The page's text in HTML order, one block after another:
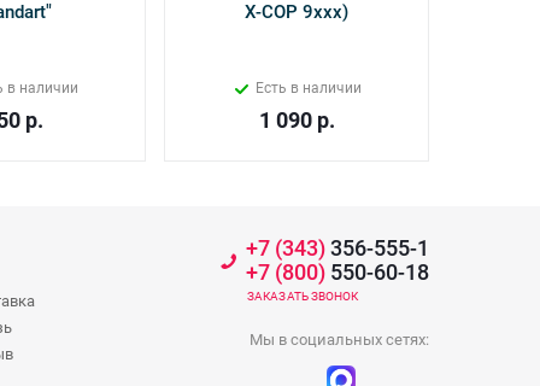
в наличии
р.
Х-СОР 9ххх)
Есть в наличии
1 090р.
+7 (343)356-555-1
+7 (800) 550-60-18
ЗАКАЗАТЬ ЗВОНОК
Мы в социальных сетях: